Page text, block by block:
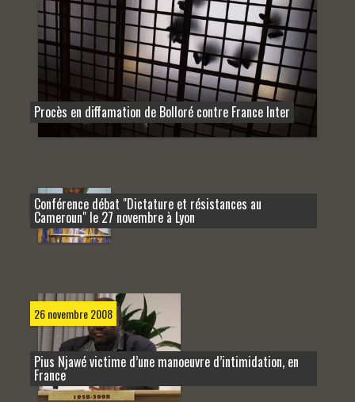
Procès en diffamation de Bolloré contre France Inter
27 novembre 2008
Conférence débat "Dictature et résistances au
Cameroun" le 27 novembre à Lyon
26 novembre 2008
Pius Njawé victime d’une manoeuvre d’intimidation, en
France